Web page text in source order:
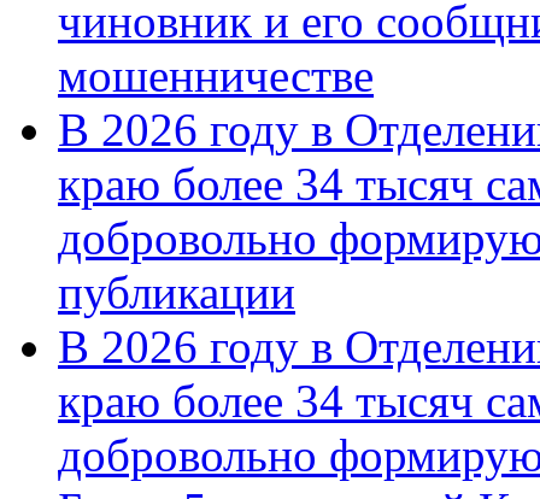
чиновник и его
мошенничестве
В 2026 году в
краю более 34 тысяч
добровольно
публикации
В 2026 году в
краю более 34 тысяч
добровольно